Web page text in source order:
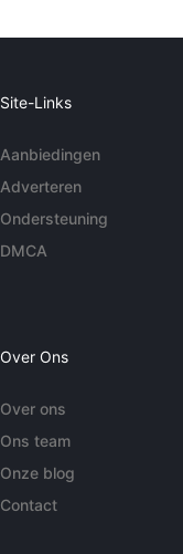
Site-Links
Aanbiedingen
Adverteren
Ondersteuning
DMCA
Over Ons
Over ons
Ons team
Onze blog
Contact